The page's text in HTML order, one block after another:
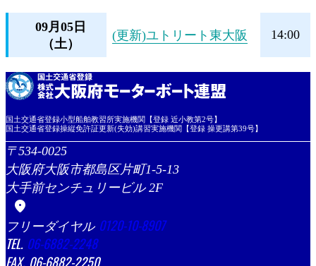
09月05日
（土）
(更新)ユトリート東大阪 14:00
国土交通省登録小型船舶教習所実施機関【登録 近小教第2号】
国土交通省登録操縦免許証更新(失効)講習実施機関【登録 操更講第39号】
534-0025
大阪府大阪市都島区片町1-5-13
大手前センチュリービル 2F
location_on
0120-10-8907
06-6882-2248
06-6882-2250